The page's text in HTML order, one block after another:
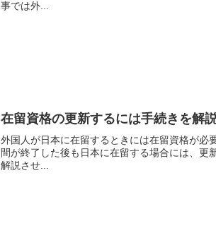
事では外...
在留資格の更新するには手続きを解
外国人が日本に在留するときには在留資格が必
間が終了した後も日本に在留する場合には、
解説させ...